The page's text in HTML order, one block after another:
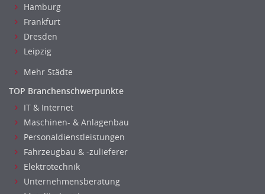
Gastronomie, Hotellerie
Holzhandwerk
Handwerk, Dienstleistung & Fertigung Leitung, Teamleitung
Maler, Lackierer
Mechaniker
Metallhandwerk
Nahrungsmittelherstellung, -verarbeitung
Raumgestaltung
Reiseverkehr, Touristik
Sicherheitsdienste, Schutzdienste
Automatisierungstechnik
Bauwesen
Hamburg
Frankfurt
Dresden
Leipzig
Mehr Städte
TOP Branchenschwerpunkte
IT & Internet
Maschinen- & Anlagenbau
Personaldienstleistungen
Fahrzeugbau & -zulieferer
Elektrotechnik
Unternehmensberatung